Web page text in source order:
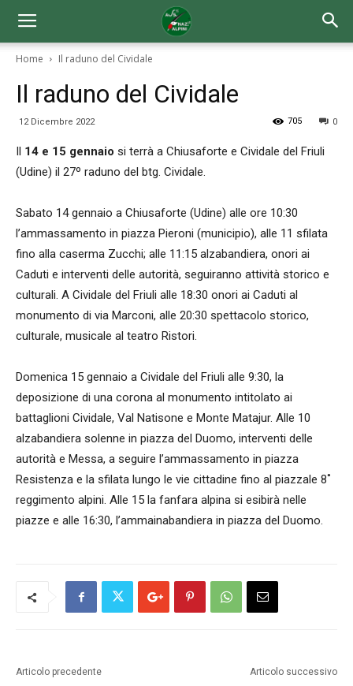
Home Il raduno del Cividale
Il raduno del Cividale
12 Dicembre 2022 0
705
Il 14 e 15 gennaio si terrà a Chiusaforte e Cividale del Friuli
(Udine) il 27º raduno del btg. Cividale.
Sabato 14 gennaio a Chiusaforte (Udine) alle ore 10:30
l’ammassamento in piazza Pieroni (municipio), alle 11 sfilata
fino alla caserma Zucchi; alle 11:15 alzabandiera, onori ai
Caduti e interventi delle autorità, seguiranno attività storico e
culturali. A Cividale del Friuli alle 18:30 onori ai Caduti al
monumento di via Marconi, alle 20:30 spettacolo storico,
culturale, musicale al teatro Ristori.
Domenica 15 gennaio a Cividale del Friuli alle 9:30, la
deposizione di una corona al monumento intitolato ai
battaglioni Cividale, Val Natisone e Monte Matajur. Alle 10
alzabandiera solenne in piazza del Duomo, interventi delle
autorità e Messa, a seguire l’ammassamento in piazza
Resistenza e la sfilata lungo le vie cittadine fino al piazzale 8˚
reggimento alpini. Alle 15 la fanfara alpina si esibirà nelle
piazze e alle 16:30, l’ammainabandiera in piazza del Duomo.
Articolo precedente Articolo successivo